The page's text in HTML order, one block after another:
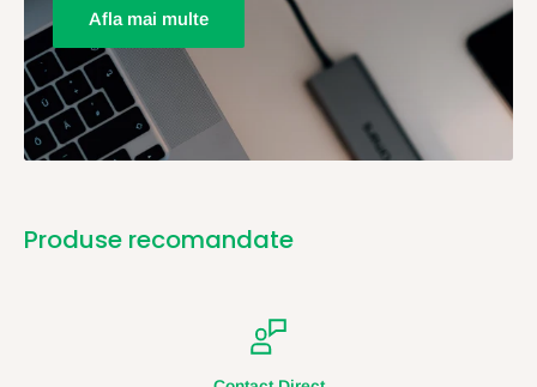
Afla mai multe
Produse recomandate